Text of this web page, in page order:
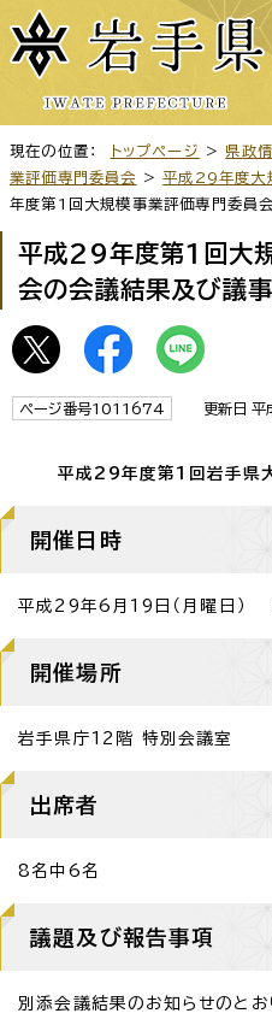
現在の位置： トップページ > 県政
業評価専門委員会
>平成29年度大
年度第1回大規模事業評価専門委員
平成29年度第1回大
会の会議結果及び議
ページ番号1011674 更新日 平
平成29年度第1回岩手県
開催日時
平成29年6月19日（月曜日
開催場所
岩手県庁12階 特別会議室
出席者
8名中6名
議題及び報告事項
別添会議結果のお知らせのとお